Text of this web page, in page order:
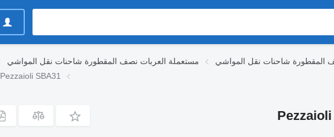
مستعملة العربات نصف المقطورة شاحنات نقل المواشي
العربات نصف المقطورة شاحنة نقل المواشي Pezzaioli SBA31